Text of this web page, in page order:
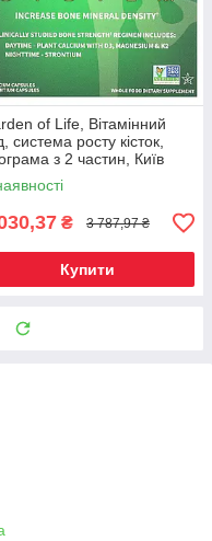
of Life, Вітамінний
система росту кісток,
з 2 частин, Київ
₴ 3 787,97 ₴
Купити